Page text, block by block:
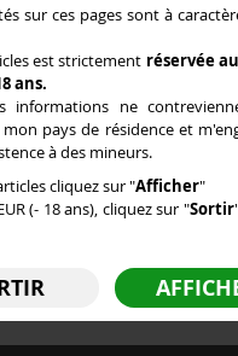
sur ces pages sont à
est strictement réservée
ans.
informations ne
pays de résidence et
à des mineurs.
cliquez sur "Afficher"
(- 18 ans), cliquez sur "Sortir
800
livraison